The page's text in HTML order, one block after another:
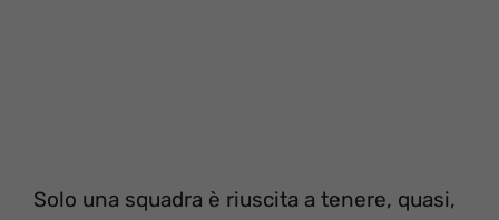
Solo una squadra è riuscita a tenere, quasi,